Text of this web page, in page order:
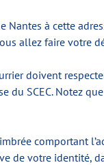
à cette
allez faire votre
doivent
du SCEC. Notez
comportant
votre identité,